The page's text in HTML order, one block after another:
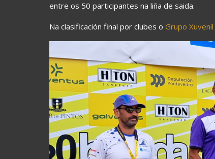
entre os 50 participantes na liña de saida.
Na clasificación final por clubes o Grupo Xuvenil